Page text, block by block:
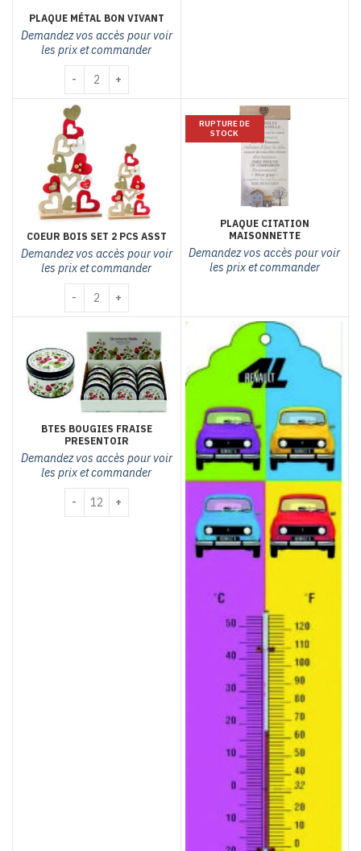
PLAQUE MÉTAL BON VIVANT
Demandez vos accès pour voir
les prix et commander
quantité de plaque métal bon vivant
COEUR BOIS SET 2 PCS ASST
Demandez vos accès pour voir
les prix et commander
quantité de Coeur bois set 2 pcs asst
RUPTURE DE
STOCK
PLAQUE CITATION
MAISONNETTE
Demandez vos accès pour voir
les prix et commander
BTES BOUGIES FRAISE
PRESENTOIR
Demandez vos accès pour voir
les prix et commander
quantité de Btes bougies fraise presentoir